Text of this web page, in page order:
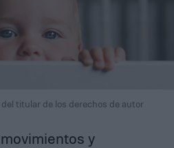
titular de los derechos de autor
y